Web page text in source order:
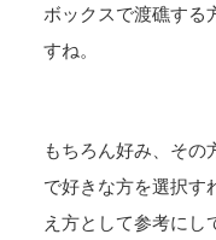
ボックスで渡礁する
すね。
もちろん好み、その
で好きな方を選択す
え方として参考にし